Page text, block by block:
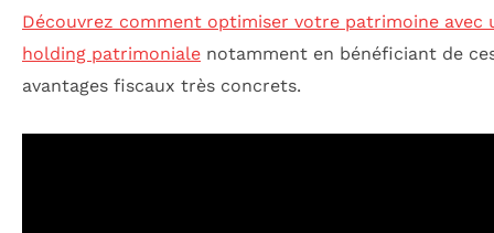
Découvrez comment optimiser votre patrimoine avec
holding patrimoniale notamment en bénéficiant de
avantages fiscaux très concrets.